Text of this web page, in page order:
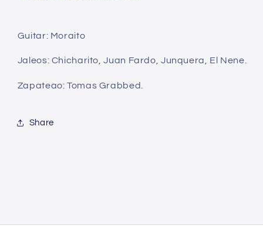
Guitar: Moraito
Jaleos: Chicharito, Juan Fardo, Junquera, El Nene.
Zapateao: Tomas Grabbed.
Share